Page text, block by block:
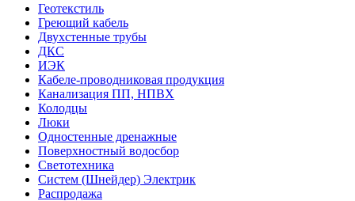
Геотекстиль
Греющий кабель
Двухстенные трубы
ДКС
ИЭК
Кабеле-проводниковая продукция
Канализация ПП, НПВХ
Колодцы
Люки
Одностенные дренажные
Поверхностный водосбор
Светотехника
Систем (Шнейдер) Электрик
Распродажа